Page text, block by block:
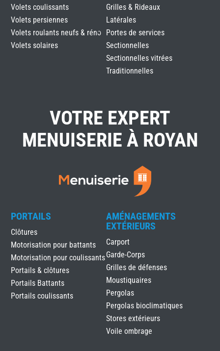
Volets coulissants
Volets persiennes
Volets roulants neufs & réno
Volets solaires
Grilles & Rideaux
Latérales
Portes de services
Sectionnelles
Sectionnelles vitrées
Traditionnelles
VOTRE EXPERT
MENUISERIE À ROYAN
PORTAILS
Clôtures
Motorisation pour battants
Motorisation pour coulissants
Portails & clôtures
Portails Battants
Portails coulissants
AMÉNAGEMENTS
EXTÉRIEURS
Carport
Garde-Corps
Grilles de défenses
Moustiquaires
Pergolas
Pergolas bioclimatiques
Stores extérieurs
Voile ombrage